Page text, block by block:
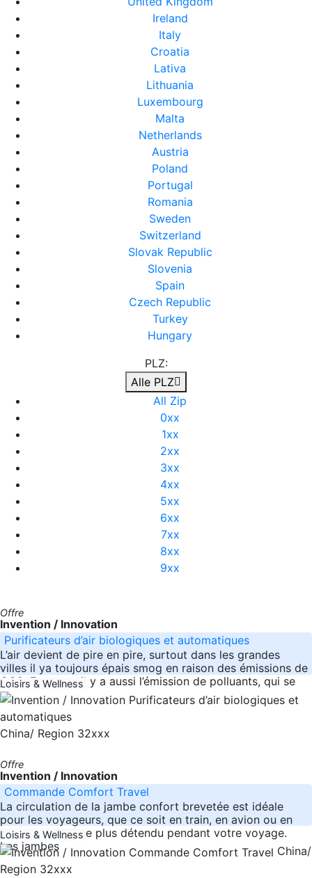
Ireland
Italy
Croatia
Lativa
Lithuania
Luxembourg
Malta
Netherlands
Austria
Poland
Portugal
Romania
Sweden
Switzerland
Slovak Republic
Slovenia
Spain
Czech Republic
Turkey
Hungary
PLZ:
Alle PLZ
All Zip
0xx
1xx
2xx
3xx
4xx
5xx
6xx
7xx
8xx
9xx
Offre
Invention / Innovation
Purificateurs d’air biologiques et automatiques
L’air devient de pire en pire, surtout dans les grandes
villes il ya toujours épais smog en raison des émissions de
CO2. En outre, il y a aussi l’émission de polluants, qui se
Loisirs & Wellness
China/ Region 32xxx
Offre
Invention / Innovation
Commande Comfort Travel
La circulation de la jambe confort brevetée est idéale
pour les voyageurs, que ce soit en train, en avion ou en
voiture, pour être plus détendu pendant votre voyage.
Les jambes
Loisirs & Wellness
China/
Region 32xxx